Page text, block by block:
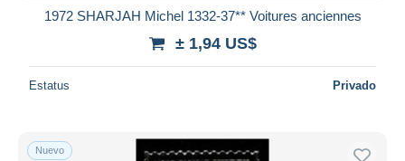
Cerrando dentro
Precio
Sólo con descuento
1972 SHARJAH Michel 1332-37** Voitures anciennes
± 1,94 US$
Estatus Privado
Nuevo